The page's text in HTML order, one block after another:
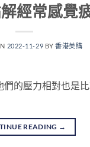
經常感覺
2022-11-29 BY香港美購
的壓力相對也是
READING →